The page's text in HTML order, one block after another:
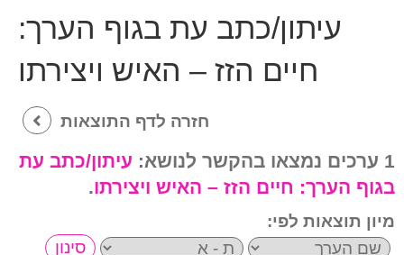
עיתון/כתב עת בגוף הערך:
חיים הזז – האיש ויצירתו
חזרה לדף התוצאות
1 ערכים נמצאו בהקשר לנושא:
עיתון/כתב עת
בגוף הערך: חיים הזז – האיש ויצירתו.
מיון תוצאות לפי: